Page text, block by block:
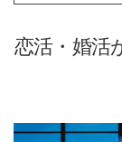
恋活・婚活